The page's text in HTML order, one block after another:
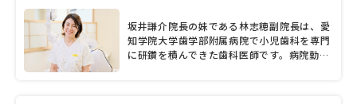
診療や訪問診療にも注力し、分け隔てなく診
ることにも重きを置いているという2人が話
す言葉の端々からは、地域の人たちへの温か
い想いや歯科診療に真摯に向き合う誠実さが
坂井謙介院長の妹である林志穂副院長は、愛
知学院大学歯学部附属病院で小児歯科を専門
に研鑽を積んできた歯科医師です。病院勤務